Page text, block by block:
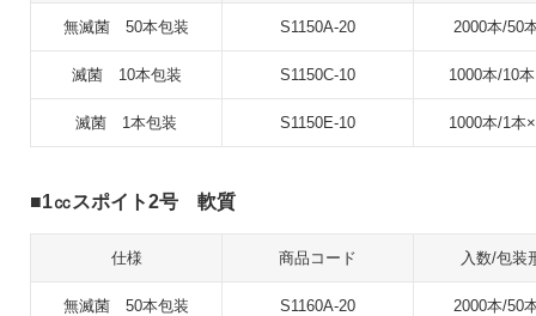
無滅菌 50本包装 S1150A-20 2000本/50
滅菌 10本包装 S1150C-10 1000本/10
滅菌 1本包装 S1150E-10 1000本/1本
1㏄スポイト2号 軟質
仕様 商品コード 入数/包装
無滅菌 50本包装 S1160A-20 2000本/50